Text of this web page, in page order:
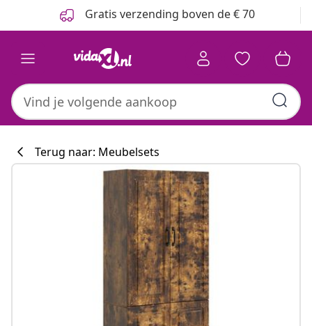
Gratis verzending boven de € 70
Terug naar: Meubelsets